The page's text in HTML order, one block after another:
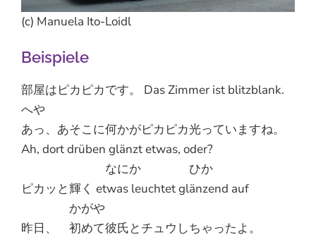
(c) Manuela Ito-Loidl
Beispiele
部屋はピカピカです。 Das Zimmer ist blitzblank.
へや
あっ、あそこに何かがピカピカ光っていますね。
Ah, dort drüben glänzt etwas, oder?
なにか ひか
ピカッと輝く etwas leuchtet glänzend auf
かがや
昨日、 初めて彼氏とチュウしちゃったよ。